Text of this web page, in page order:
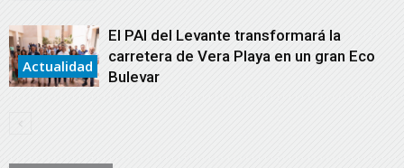
Actualidad
El PAI del Levante transformará la
carretera de Vera Playa en un gran Eco
Bulevar